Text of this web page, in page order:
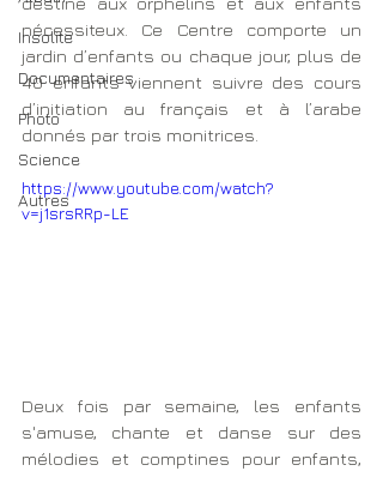
Insolite
Documentaires
Photo
Science
Autres
nécessiteux. Ce Centre comporte un
jardin d’enfants ou chaque jour, plus de
40 enfants viennent suivre des cours
d’initiation au français et à l’arabe
donnés par trois monitrices.
https://www.youtube.com/watch?
v=j1srsRRp-LE
Deux fois par semaine, les enfants
s'amuse, chante et danse sur des
mélodies et comptines pour enfants,